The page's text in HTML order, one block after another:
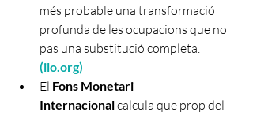
més probable una transformació
profunda de les ocupacions que no
pas una substitució completa.
(ilo.org)
El Fons Monetari
Internacional calcula que prop del